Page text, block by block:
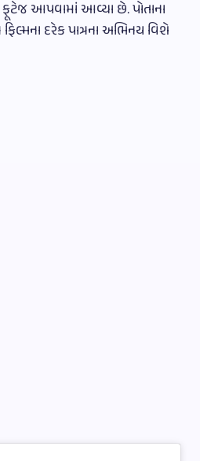
આપવામાં આવ્યા છે. પોતાના
દરેક પાત્રના અભિનય વિશે